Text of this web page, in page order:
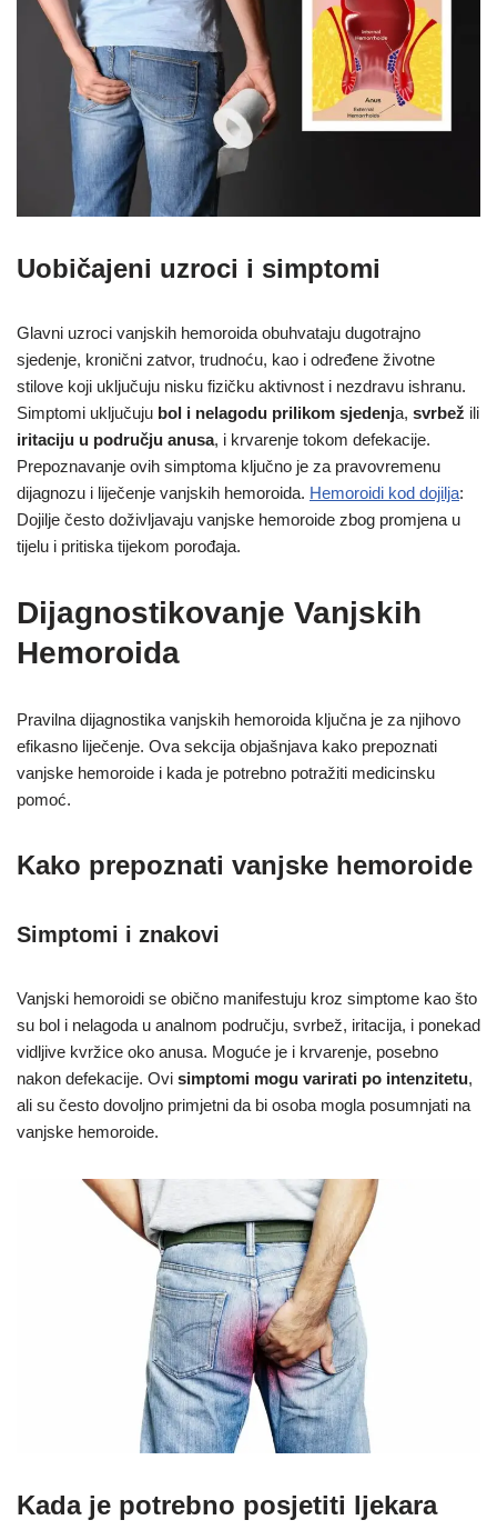
Uobičajeni uzroci i simptomi
Glavni uzroci vanjskih hemoroida obuhvataju dugotrajno
sjedenje, kronični zatvor, trudnoću, kao i određene životne
stilove koji uključuju nisku fizičku aktivnost i nezdravu ishranu.
Simptomi uključuju bol i nelagodu prilikom sjedenja, svrbež ili
iritaciju u području anusa, i krvarenje tokom defekacije.
Prepoznavanje ovih simptoma ključno je za pravovremenu
dijagnozu i liječenje vanjskih hemoroida. Hemoroidi kod dojilja:
Dojilje često doživljavaju vanjske hemoroide zbog promjena u
tijelu i pritiska tijekom porođaja.
Dijagnostikovanje Vanjskih
Hemoroida
Pravilna dijagnostika vanjskih hemoroida ključna je za njihovo
efikasno liječenje. Ova sekcija objašnjava kako prepoznati
vanjske hemoroide i kada je potrebno potražiti medicinsku
pomoć.
Kako prepoznati vanjske hemoroide
Simptomi i znakovi
Vanjski hemoroidi se obično manifestuju kroz simptome kao što
su bol i nelagoda u analnom području, svrbež, iritacija, i ponekad
vidljive kvržice oko anusa. Moguće je i krvarenje, posebno
nakon defekacije. Ovi simptomi mogu varirati po intenzitetu,
ali su često dovoljno primjetni da bi osoba mogla posumnjati na
vanjske hemoroide.
Kada je potrebno posjetiti ljekara